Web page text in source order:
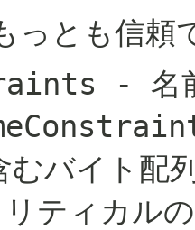
とも信頼
- 名
むバイト配
ティカル